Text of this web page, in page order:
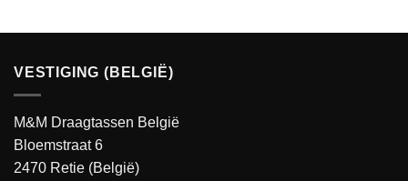
VESTIGING (BELGIË)
M&M Draagtassen België
Bloemstraat 6
2470 Retie (België)